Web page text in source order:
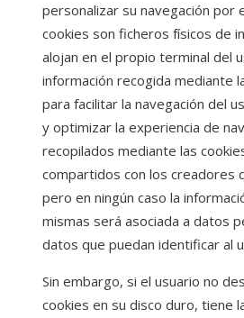
personalizar su navegación por
cookies son ficheros físicos de
alojan en el propio terminal del
información recogida mediante
para facilitar la navegación del
y optimizar la experiencia de
recopilados mediante las
compartidos con los creadores
pero en ningún caso la
mismas será asociada a datos
datos que puedan identificar al
Sin embargo, si el usuario no
cookies en su disco duro, tiene